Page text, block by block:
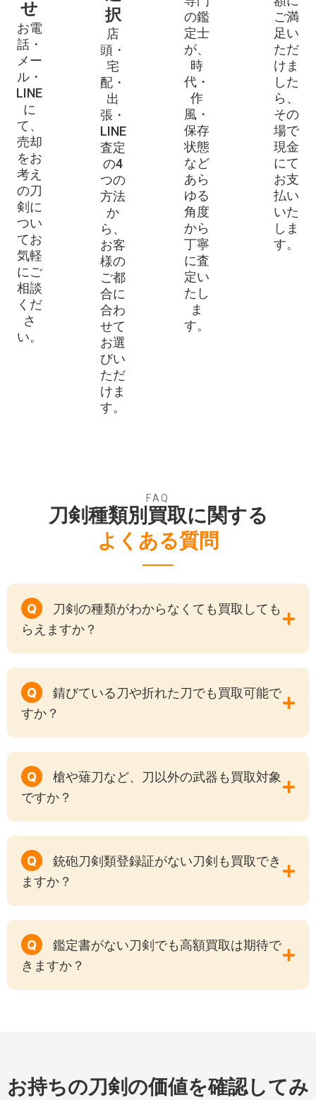
高田実行(初代)
伊賀守金道
備中守清宣
乞食清光
長州清重
筒井紀充
高田行長
肥前行清
加州行光
出羽大掾行広(初代)
秦光代
賀州光圀
播磨大掾重高(初代)
播磨大掾重高(二代)
肥前守鎮忠
肥前守鎮政
美濃守寿命
弘安斎寿命
埋忠七左
伯州三郎兵衛広賀
伯州七郎左衛門尉広賀
肥前広則
伊藤広信
肥前広貞
信濃守弘包
伯耆守弘隆
山城守秀辰
金四郎久道
松葉本行
摂津助高
せ
お電
話・
メー
ル・
LINE
に
て、
売却
をお
考え
の刀
剣に
つい
てお
気軽
にご
相談
くだ
さ
い。
択
店
頭・
宅
配・
出
張・
LINE
査定
の4
つの
方法
か
ら、
お客
様の
ご都
合に
合わ
せて
お選
びい
ただ
けま
す。
の鑑
定士
が、
時
代・
作
風・
保存
状態
など
あら
ゆる
角度
から
丁寧
に査
定い
たし
ま
す。
ご満
足い
ただ
けま
した
ら、
その
場で
現金
にて
お支
払い
いた
しま
す。
FAQ
刀剣種類別買取に関する
よくある質問
Q
刀剣の種類がわからなくても買取しても
らえますか？
Q
錆びている刀や折れた刀でも買取可能で
すか？
Q
槍や薙刀など、刀以外の武器も買取対象
ですか？
Q
銃砲刀剣類登録証がない刀剣も買取でき
ますか？
Q
鑑定書がない刀剣でも高額買取は期待で
きますか？
お持ちの刀剣の価値を確認してみ